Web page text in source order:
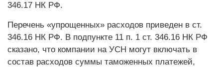
346.17 НК РФ.
Перечень «упрощенных» расходов приведен в ст.
346.16 НК РФ. В подпункте 11 п. 1 ст. 346.16 НК РФ
сказано, что компании на УСН могут включать в
состав расходов суммы таможенных платежей,